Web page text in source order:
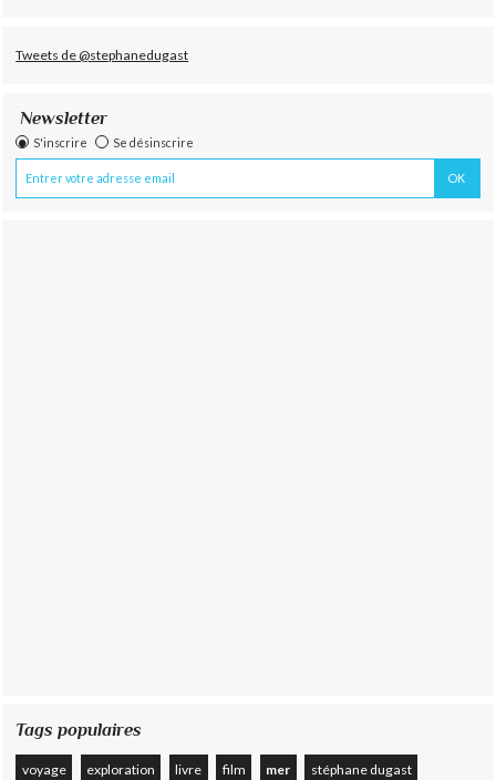
Tweets de @stephanedugast
Newsletter
S'inscrire Se désinscrire
Tags populaires
voyage exploration livre film mer stéphane dugast